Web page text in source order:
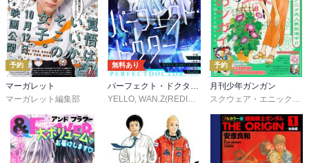
予約
マーガレット
マーガレット編集部
無料あり
パーフェクト・ドクター【タテヨミ】
YELLO, WAN.Z(REDICE STUDIO) ,MoeDal,REDICE
予約
月刊少年ガンガン
スクウェア・エニックス